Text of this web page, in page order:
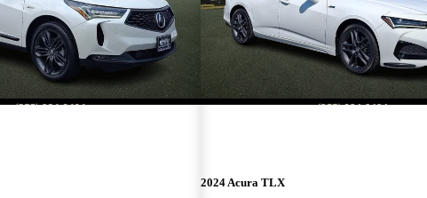
2024 Acura TLX